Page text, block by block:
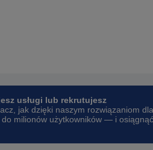
usługi lub rekrutujesz
jak dzięki naszym rozwiązaniom dla
milionów użytkowników — i osiągnąć